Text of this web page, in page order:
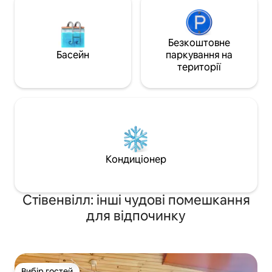
Басейн
Безкоштовне
паркування на
території
Кондиціонер
Стівенвілл: інші чудові помешкання
для відпочинку